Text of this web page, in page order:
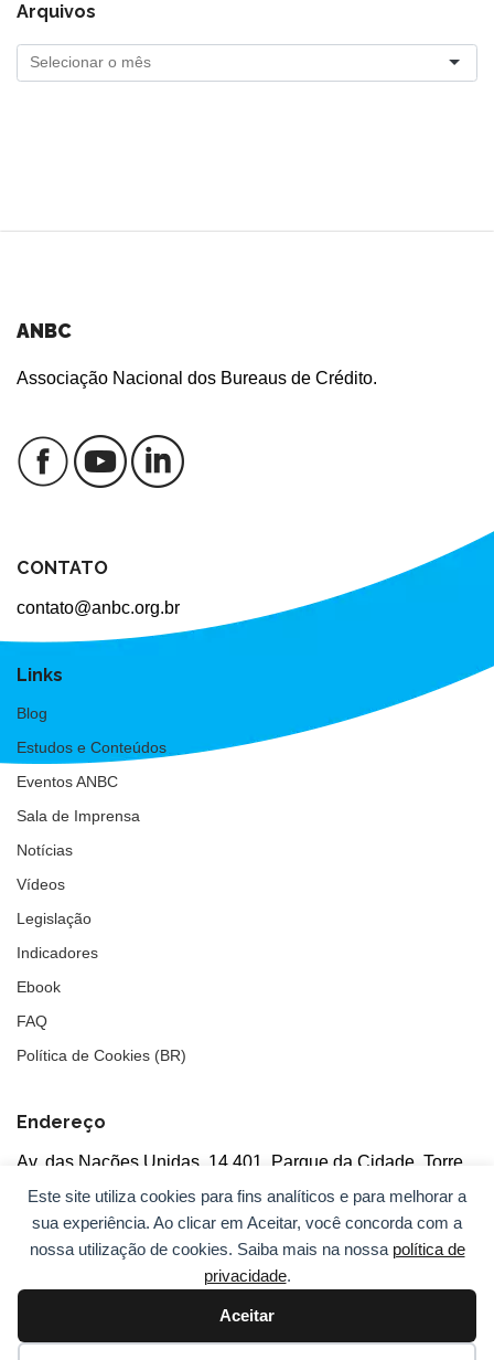
Este site utiliza cookies para fins analíticos e para melhorar a
sua experiência. Ao clicar em Aceitar, você concorda com a
nossa utilização de cookies. Saiba mais na nossa política de
privacidade.
Aceitar
Arquivos
ANBC
Associação Nacional dos Bureaus de Crédito.
CONTATO
contato@anbc.org.br
Links
Blog
Estudos e Conteúdos
Eventos ANBC
Sala de Imprensa
Notícias
Vídeos
Legislação
Indicadores
Ebook
FAQ
Política de Cookies (BR)
Endereço
Av. das Nações Unidas, 14.401, Parque da Cidade, Torre
Tarumã
5°andar, salas 502/503, CEP: 04730-090, São Paulo, SP